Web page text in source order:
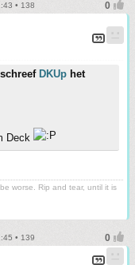
• 138
schreef DKUp het
Deck
worse. Rip and tear, until it is
• 139